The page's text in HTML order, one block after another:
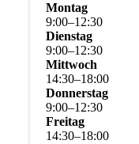
Montag
9:00–12:30
Dienstag
9:00–12:30
Mittwoch
14:30–18:00
Donnerstag
9:00–12:30
Freitag
14:30–18:00